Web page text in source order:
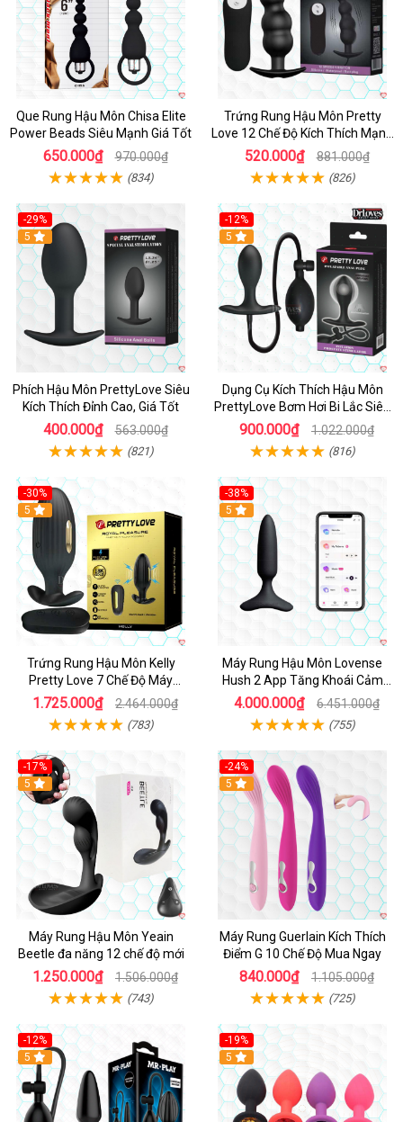
Que Rung Hậu Môn Chisa Elite
Power Beads Siêu Mạnh Giá Tốt
650.000₫ 970.000₫
(834)
Trứng Rung Hậu Môn Pretty
Love 12 Chế Độ Kích Thích Mạnh
Mẽ
520.000₫ 881.000₫
(826)
-29%
Hot
5
Phích Hậu Môn PrettyLove Siêu
Kích Thích Đỉnh Cao, Giá Tốt
400.000₫ 563.000₫
(821)
-12%
Hot
5
Dụng Cụ Kích Thích Hậu Môn
PrettyLove Bơm Hơi Bi Lắc Siêu
Phê
900.000₫ 1.022.000₫
(816)
-30%
Hot
5
Trứng Rung Hậu Môn Kelly
Pretty Love 7 Chế Độ Máy
Massage Siêu Mạnh
1.725.000₫ 2.464.000₫
(783)
-38%
Hot
5
Máy Rung Hậu Môn Lovense
Hush 2 App Tăng Khoái Cảm
Hiệu Quả
4.000.000₫ 6.451.000₫
(755)
-17%
Hot
5
Máy Rung Hậu Môn Yeain
Beetle đa năng 12 chế độ mới
1.250.000₫ 1.506.000₫
(743)
-24%
Hot
5
Máy Rung Guerlain Kích Thích
Điểm G 10 Chế Độ Mua Ngay
840.000₫ 1.105.000₫
(725)
-12%
5
-19%
5